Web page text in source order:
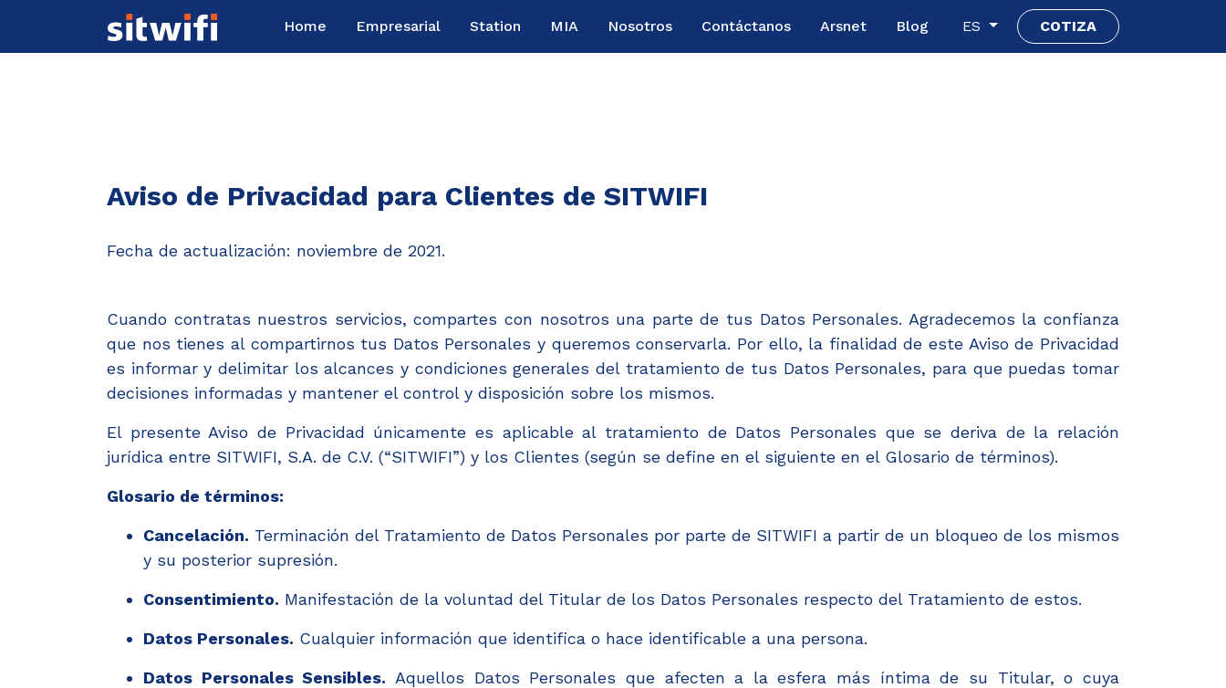
Home Empresarial Station MIA Nosotros Contáctanos Arsnet Blog ES COTIZA
Aviso de Privacidad para Clientes de SITWIFI
Fecha de actualización: noviembre de 2021.
Cuando contratas nuestros servicios, compartes con nosotros una parte de tus Datos Personales. Agradecemos la confianza
que nos tienes al compartirnos tus Datos Personales y queremos conservarla. Por ello, la finalidad de este Aviso de Privacidad
es informar y delimitar los alcances y condiciones generales del tratamiento de tus Datos Personales, para que puedas tomar
decisiones informadas y mantener el control y disposición sobre los mismos.
El presente Aviso de Privacidad únicamente es aplicable al tratamiento de Datos Personales que se deriva de la relación
jurídica entre SITWIFI, S.A. de C.V. (“SITWIFI”) y los Clientes (según se define en el siguiente en el Glosario de términos).
Glosario de términos:
Cancelación. Terminación del Tratamiento de Datos Personales por parte de SITWIFI a partir de un bloqueo de los mismos
y su posterior supresión.
Consentimiento. Manifestación de la voluntad del Titular de los Datos Personales respecto del Tratamiento de estos.
Datos Personales. Cualquier información que identifica o hace identificable a una persona.
Datos Personales Sensibles. Aquellos Datos Personales que afecten a la esfera más íntima de su Titular, o cuya